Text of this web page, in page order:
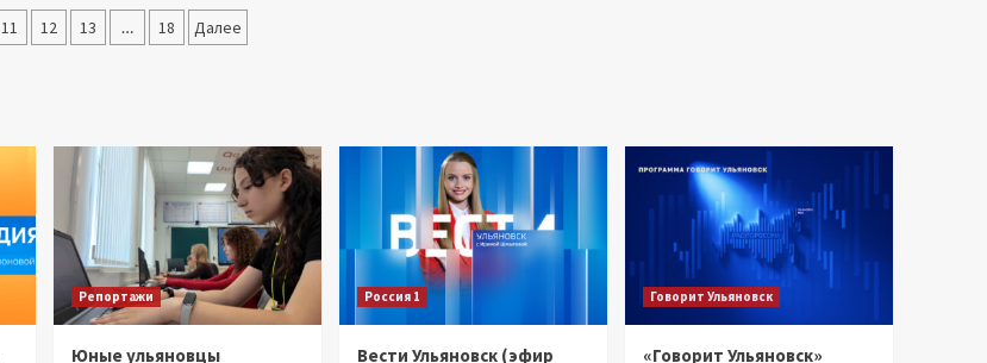
11 12 13 … 18 Далее
Репортажи
Юные ульяновцы
Россия 1
Вести Ульяновск (эфир
Говорит Ульяновск
«Говорит Ульяновск»